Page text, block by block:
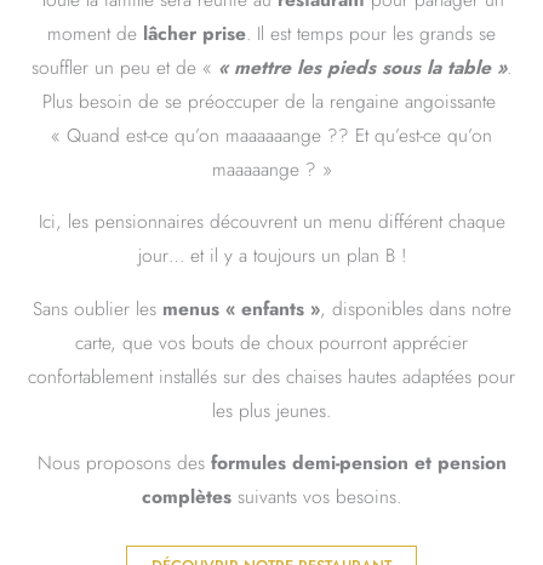
moment de lâcher prise. Il est temps pour les grands se
souffler un peu et de « « mettre les pieds sous la table ».
Plus besoin de se préoccuper de la rengaine angoissante
« Quand est-ce qu’on maaaaaange ?? Et qu’est-ce qu’on
maaaaange ? »
Ici, les pensionnaires découvrent un menu différent chaque
jour… et il y a toujours un plan B !
Sans oublier les menus « enfants », disponibles dans notre
carte, que vos bouts de choux pourront apprécier
confortablement installés sur des chaises hautes adaptées pour
les plus jeunes.
Nous proposons des formules demi-pension et pension
complètes suivants vos besoins.